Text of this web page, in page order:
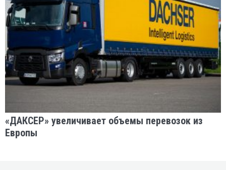
«ДАКСЕР» увеличивает объемы перевозок из
Европы